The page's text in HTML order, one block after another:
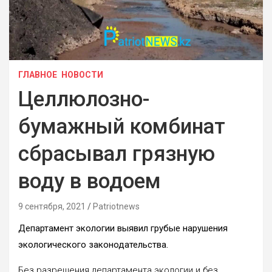
ГЛАВНОЕ НОВОСТИ
Целлюлозно-
бумажный комбинат
сбрасывал грязную
воду в водоем
9 сентября, 2021 Patriotnews
Департамент экологии выявил грубые нарушения
экологического законодательства.